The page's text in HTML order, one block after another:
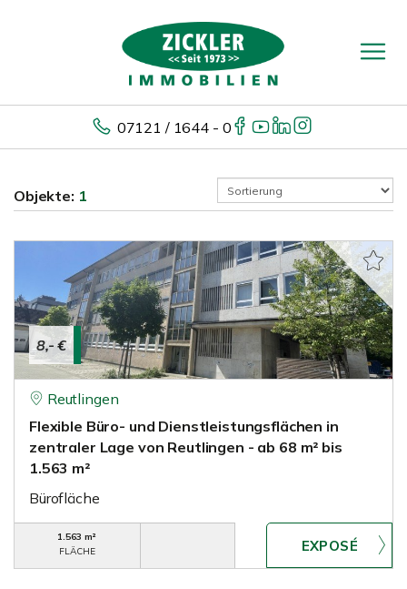
07121 / 1644 - 0
Objekte: 1
8,- €
Reutlingen
Flexible Büro- und Dienstleistungsflächen in
zentraler Lage von Reutlingen - ab 68 m² bis
1.563 m²
Bürofläche
1.563 m²
FLÄCHE